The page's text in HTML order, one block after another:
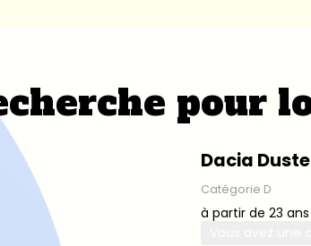
pour
Dacia
Catégorie D
à partir de 23